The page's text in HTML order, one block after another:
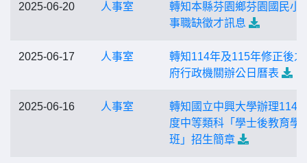
2025-06-20 人事室
轉知本縣芬園鄉芬園國民小
事職缺徵才訊息
2025-06-17 人事室
轉知114年及115年修正後之
府行政機關辦公日曆表
2025-06-16 人事室
轉知國立中興大學辦理114
度中等類科「學士後教育學
班」招生簡章